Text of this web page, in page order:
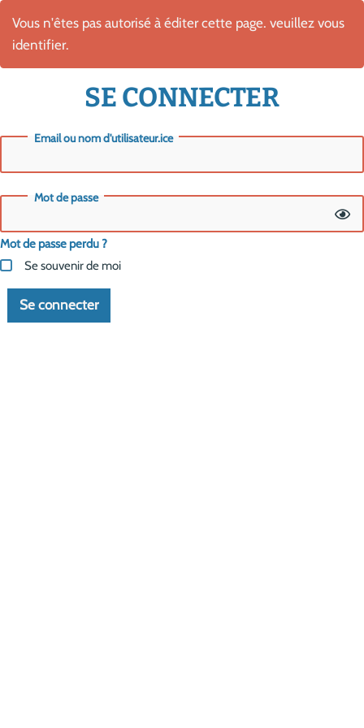
Vous n'êtes pas autorisé à éditer cette page. veuillez vous
identifier.
SE CONNECTER
Email ou nom d'utilisateur.ice
Mot de passe
Mot de passe perdu ?
Se souvenir de moi
Se connecter